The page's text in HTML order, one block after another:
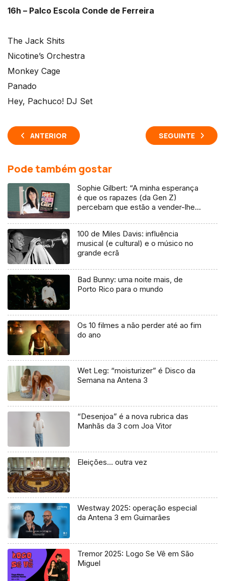
16h – Palco Escola Conde de Ferreira
The Jack Shits
Nicotine’s Orchestra
Monkey Cage
Panado
Hey, Pachuco! DJ Set
ANTERIOR SEGUINTE
Pode também gostar
Sophie Gilbert: “A minha esperança
é que os rapazes (da Gen Z)
percebam que estão a vender-lhes
100 de Miles Davis: influência
musical (e cultural) e o músico no
grande ecrã
Bad Bunny: uma noite mais, de
Porto Rico para o mundo
Os 10 filmes a não perder até ao fim
do ano
Wet Leg: “moisturizer” é Disco da
Semana na Antena 3
“Desenjoa” é a nova rubrica das
Manhãs da 3 com Joa Vitor
Eleições… outra vez
Westway 2025: operação especial
da Antena 3 em Guimarães
Tremor 2025: Logo Se Vê em São
Miguel